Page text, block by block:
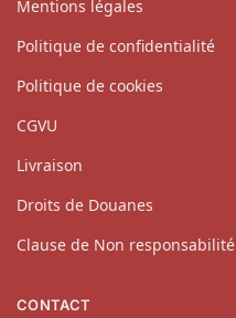
Mentions légales
Politique de confidentialité
Politique de cookies
CGVU
Livraison
Droits de Douanes
Clause de Non responsabilité
CONTACT